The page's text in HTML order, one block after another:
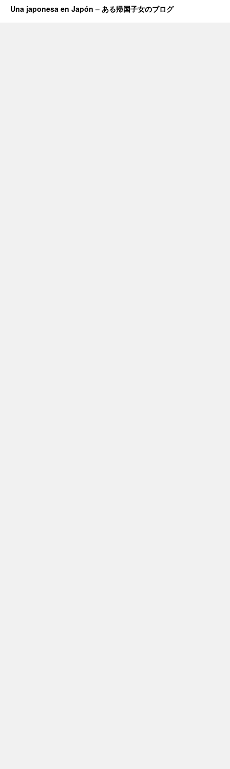
Una japonesa en Japón – ある帰国子女のブログ